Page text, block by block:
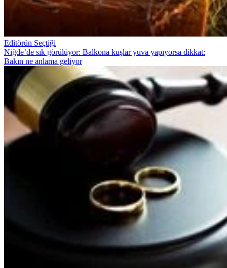
Editörün Seçtiği
Niğde’de sık görülüyor: Balkona kuşlar yuva yapıyorsa dikkat:
Bakın ne anlama geliyor